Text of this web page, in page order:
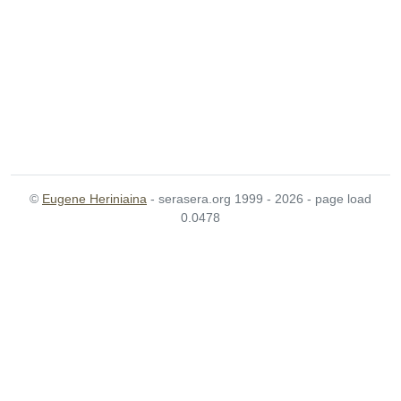
© Eugene Heriniaina - serasera.org 1999 - 2026 - page load
0.0478